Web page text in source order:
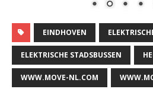
EINDHOVEN
ELEKTRISCHE STADSBUSSEN
WWW.MOVE-NL.COM